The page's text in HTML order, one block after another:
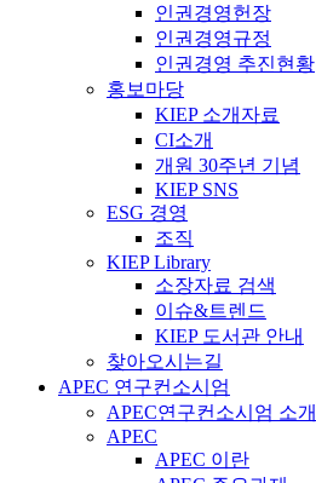
인권경영헌장
인권경영규정
인권경영 추진현황
홍보마당
KIEP 소개자료
CI소개
개원 30주년 기념
KIEP SNS
ESG 경영
조직
KIEP Library
소장자료 검색
이슈&트렌드
KIEP 도서관 안내
찾아오시는길
APEC 연구컨소시엄
APEC연구컨소시엄 소개
APEC
APEC 이란